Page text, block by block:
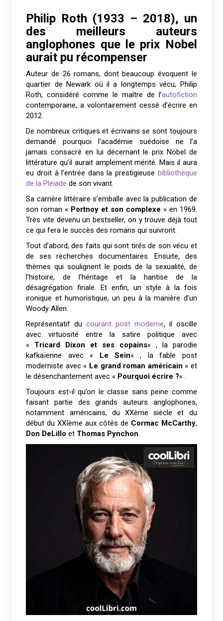
Philip Roth (1933 – 2018), un
des meilleurs auteurs
anglophones que le prix Nobel
aurait pu récompenser
Auteur de 26 romans, dont beaucoup évoquent le
quartier de Newark où il a longtemps vécu, Philip
Roth, considéré comme le maître de l’autofiction
contemporaine, a volontairement cessé d’écrire en
2012.
De nombreux critiques et écrivains se sont toujours
demandé pourquoi l’académie suédoise ne l’a
jamais consacré en lui décernant le prix Nobel de
littérature qu’il aurait amplement mérité. Mais il aura
eu droit à l’entrée dans la prestigieuse bibliothèque
de la Pléiade de son vivant.
Sa carrière littéraire s’emballe avec la publication de
son roman « Portnoy et son complexe » en 1969.
Très vite devenu un bestseller, on y trouve déjà tout
ce qui fera le succès des romans qui suivront.
Tout d’abord, des faits qui sont tirés de son vécu et
de ses recherches documentaires. Ensuite, des
thèmes qui soulignent le poids de la sexualité, de
l’histoire, de l’héritage et la hantise de la
désagrégation finale. Et enfin, un style à la fois
ironique et humoristique, un peu à la manière d’un
Woody Allen.
Représentatif du courant post moderne, il oscille
avec virtuosité entre la satire politique avec
« Tricard Dixon et ses copains« , la parodie
kafkaïenne avec « Le Sein« , la fable post
moderniste avec « Le grand roman américain » et
le désenchantement avec « Pourquoi écrire ?« .
Toujours est-il qu’on le classe sans peine comme
faisant partie des grands auteurs anglophones,
notamment américains, du XXème siècle et du
début du XXIème aux côtés de Cormac McCarthy,
Don DeLillo et Thomas Pynchon.